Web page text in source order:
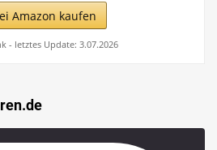
Amazon kaufen
- letztes Update: 3.07.2026